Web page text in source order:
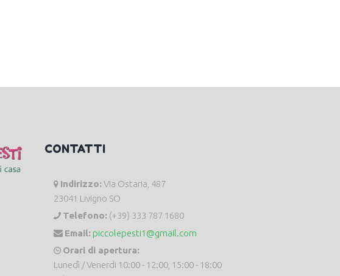
CONTATTI
Indirizzo: Via Ostaria, 487
23041 Livigno SO
Telefono: (+39) 333 787 1680
Email: piccolepesti1@gmail.com
Orari di apertura:
Lunedì / Venerdi 10:00 - 12:00, 15:00 - 18:00